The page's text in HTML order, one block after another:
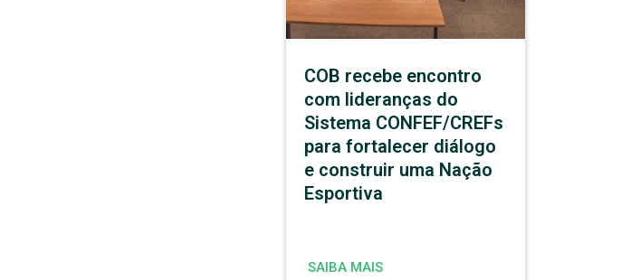
COB recebe encontro
com lideranças do
Sistema CONFEF/CREFs
para fortalecer diálogo
e construir uma Nação
Esportiva
SAIBA MAIS